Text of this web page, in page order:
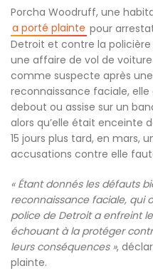
Porcha Woodruff, une
a porté plainte pour
Detroit et contre la
une affaire de vol de
comme suspecte après
reconnaissance faciale, elle
debout ou assise sur un
alors qu’elle était enceinte
15 jours plus tard, en mars,
accusations contre elle
« Étant donnés les défauts
reconnaissance faciale, qui
police de Detroit a enfreint
échouant à la protéger
leurs conséquences »,
plainte.